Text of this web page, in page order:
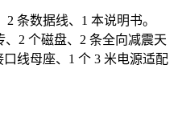
2 条数据线、1 本说明书。
、2 个磁盘、2 条全向减震天
线母座、1 个 3 米电源适配